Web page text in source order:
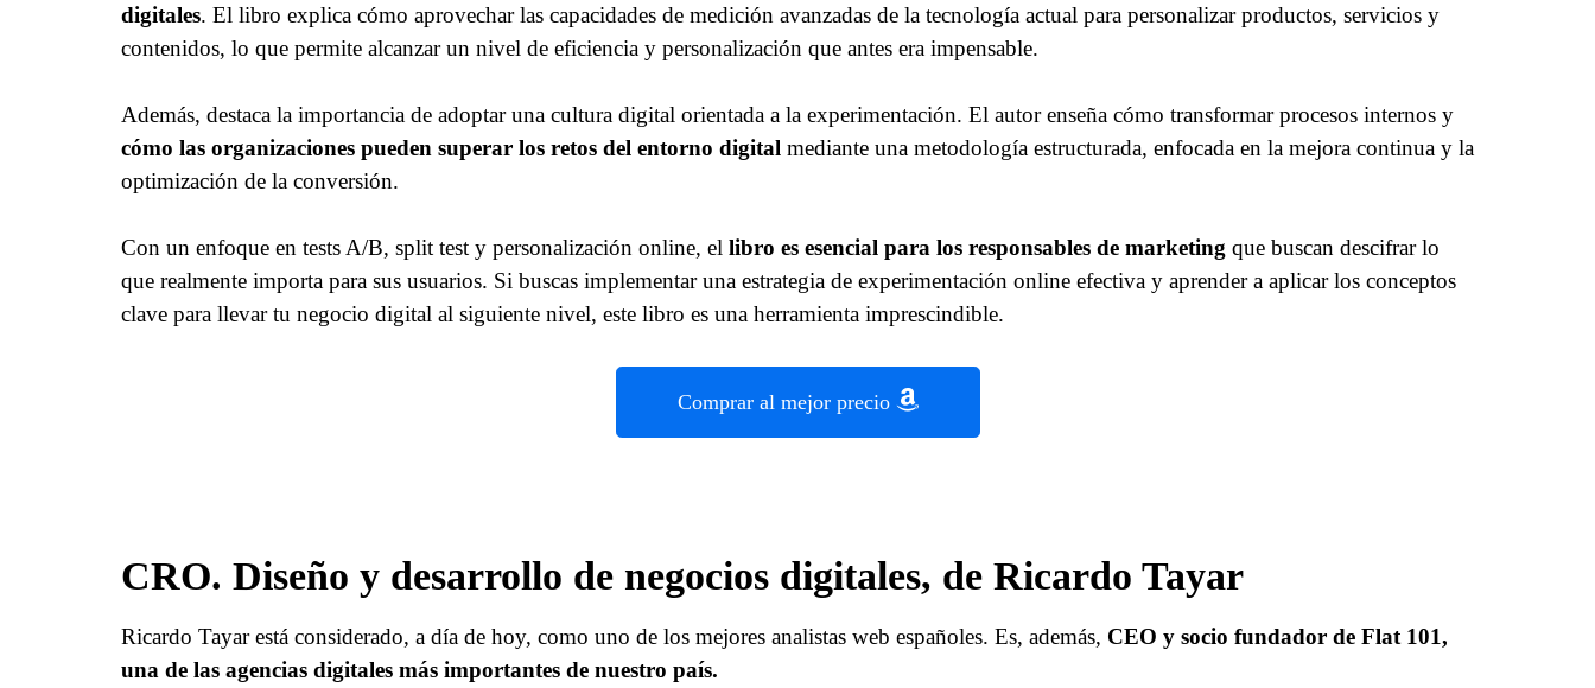
digitales. El libro explica cómo aprovechar las capacidades de medición avanzadas de la tecnología actual para personalizar productos, servicios y
contenidos, lo que permite alcanzar un nivel de eficiencia y personalización que antes era impensable.
Además, destaca la importancia de adoptar una cultura digital orientada a la experimentación. El autor enseña cómo transformar procesos internos y
cómo las organizaciones pueden superar los retos del entorno digital mediante una metodología estructurada, enfocada en la mejora continua y la
optimización de la conversión.
Con un enfoque en tests A/B, split test y personalización online, el libro es esencial para los responsables de marketing que buscan descifrar lo
que realmente importa para sus usuarios. Si buscas implementar una estrategia de experimentación online efectiva y aprender a aplicar los conceptos
clave para llevar tu negocio digital al siguiente nivel, este libro es una herramienta imprescindible.
Comprar al mejor precio
CRO. Diseño y desarrollo de negocios digitales, de Ricardo Tayar
Ricardo Tayar está considerado, a día de hoy, como uno de los mejores analistas web españoles. Es, además, CEO y socio fundador de Flat 101,
una de las agencias digitales más importantes de nuestro país.